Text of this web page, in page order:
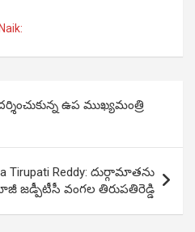
ఉప ముఖ్యమంత్రి
Tirupati Reddy: దుర్గామాతను
జ‌డ్పీటీసీ వంగల తిరుపతిరెడ్డి